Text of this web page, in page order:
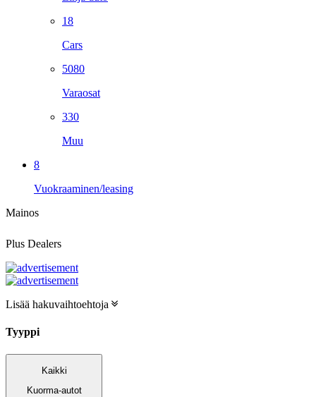
18
Cars
5080
Varaosat
330
Muu
8
Vuokraaminen/leasing
Mainos
Plus Dealers
Lisää hakuvaihtoehtoja
Tyyppi
Kaikki
Kuorma-autot